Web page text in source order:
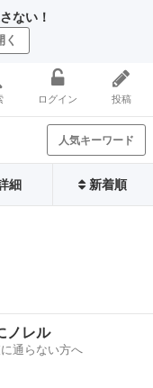
ない！
く
ログイン 投稿
人気キーワード
細 新着順
ノレル
通らない方へ